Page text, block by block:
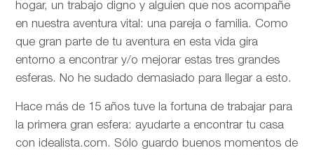
hogar, un trabajo digno y alguien que nos acompañe
en nuestra aventura vital: una pareja o familia. Como
que gran parte de tu aventura en esta vida gira
entorno a encontrar y/o mejorar estas tres grandes
esferas. No he sudado demasiado para llegar a esto.
Hace más de 15 años tuve la fortuna de trabajar para
la primera gran esfera: ayudarte a encontrar tu casa
con idealista.com. Sólo guardo buenos momentos de